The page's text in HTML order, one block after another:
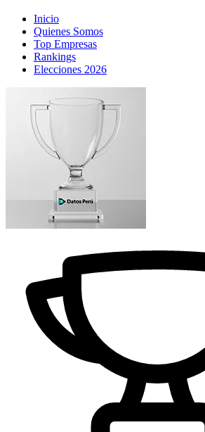
Inicio
Quienes Somos
Top Empresas
Rankings
Elecciones 2026